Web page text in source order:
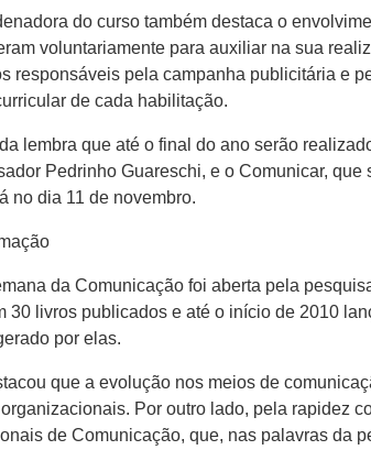
do curso também destaca o
voluntariamente para auxiliar na sua
responsáveis pela campanha publicitária e
de cada habilitação.
lembra que até o final do ano serão
Pedrinho Guareschi, e o Comunicar,
no dia 11 de novembro.
da Comunicação foi aberta pela
30 livros publicados e até o início de 2010
por elas.
que a evolução nos meios de
Por outro lado, pela rapidez
de Comunicação, que, nas palavras da